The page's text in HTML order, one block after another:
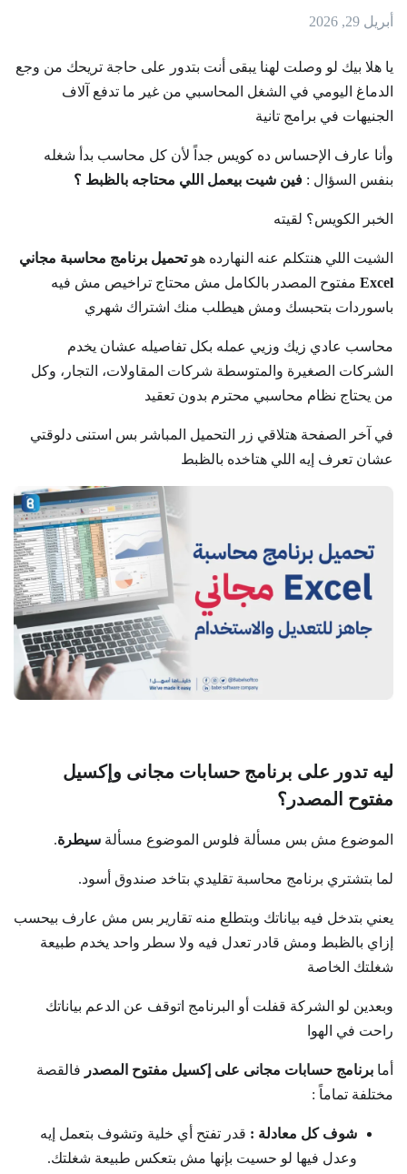
أبريل 29, 2026
يا هلا بيك لو وصلت لهنا يبقى أنت بتدور على حاجة تريحك من وجع
الدماغ اليومي في الشغل المحاسبي من غير ما تدفع آلاف
الجنيهات في برامج تانية
وأنا عارف الإحساس ده كويس جداً لأن كل محاسب بدأ شغله
بنفس السؤال : فين شيت بيعمل اللي محتاجه بالظبط ؟
الخبر الكويس؟ لقيته
الشيت اللي هنتكلم عنه النهارده هوتحميل برنامج محاسبة مجاني
Excel مفتوح المصدر بالكامل مش محتاج تراخيص مش فيه
باسوردات بتحبسك ومش هيطلب منك اشتراك شهري
محاسب عادي زيك وزيي عمله بكل تفاصيله عشان يخدم
الشركات الصغيرة والمتوسطة شركات المقاولات، التجار، وكل
من يحتاج نظام محاسبي محترم بدون تعقيد
في آخر الصفحة هتلاقي زر التحميل المباشر بس استنى دلوقتي
عشان تعرف إيه اللي هتاخده بالظبط
ليه تدور على برنامج حسابات مجانى وإكسيل
مفتوح المصدر؟
الموضوع مش بس مسألة فلوس الموضوع مسألة سيطرة.
لما بتشتري برنامج محاسبة تقليدي بتاخد صندوق أسود.
يعني بتدخل فيه بياناتك وبتطلع منه تقارير بس مش عارف بيحسب
إزاي بالظبط ومش قادر تعدل فيه ولا سطر واحد يخدم طبيعة
شغلتك الخاصة
وبعدين لو الشركة قفلت أو البرنامج اتوقف عن الدعم بياناتك
راحت في الهوا
أما برنامج حسابات مجانى على إكسيل مفتوح المصدر فالقصة
مختلفة تماماً :
شوف كل معادلة : قدر تفتح أي خلية وتشوف بتعمل إيه
وعدل فيها لو حسيت بإنها مش بتعكس طبيعة شغلتك.